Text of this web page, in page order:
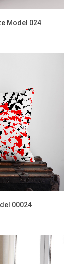
Model 024
00024